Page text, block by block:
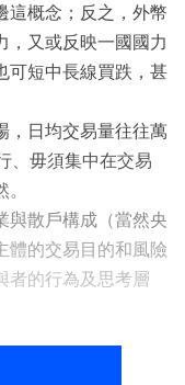
這概念；反之，外幣
，又或反映一國國力
可短中長線買跌，甚
，日均交易量往往萬
、毋須集中在交易
與散戶構成（當然央
體的交易目的和風險
者的行為及思考層